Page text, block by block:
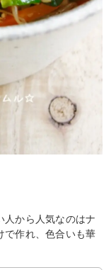
人から人気なのはナ
で作れ、色合いも華